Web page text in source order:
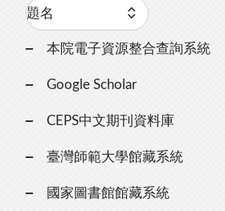
本院電子資源整合查詢系統
Google Scholar
CEPS中文期刊資料庫
臺灣師範大學館藏系統
國家圖書館館藏系統